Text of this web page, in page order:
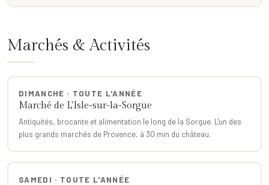
Marchés & Activités
DIMANCHE · TOUTE L'ANNÉE
Marché de L'Isle-sur-la-Sorgue
Antiquités, brocante et alimentation le long de la Sorgue. L'un des
plus grands marchés de Provence, à 30 min du château.
SAMEDI · TOUTE L'ANNÉE